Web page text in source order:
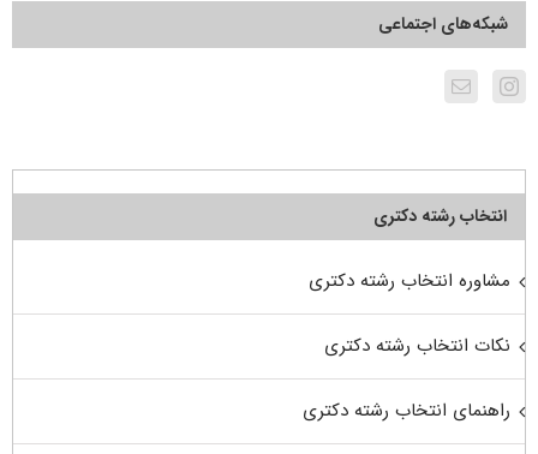
شبکه‌های اجتماعی
انتخاب رشته دکتری
مشاوره انتخاب رشته دکتری
نکات انتخاب رشته دکتری
راهنمای انتخاب رشته دکتری